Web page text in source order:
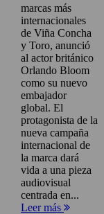
marcas más
internacionales
de Viña Concha
y Toro, anunció
al actor británico
Orlando Bloom
como su nuevo
embajador
global. El
protagonista de la
nueva campaña
internacional de
la marca dará
vida a una pieza
audiovisual
centrada en...
Leer más